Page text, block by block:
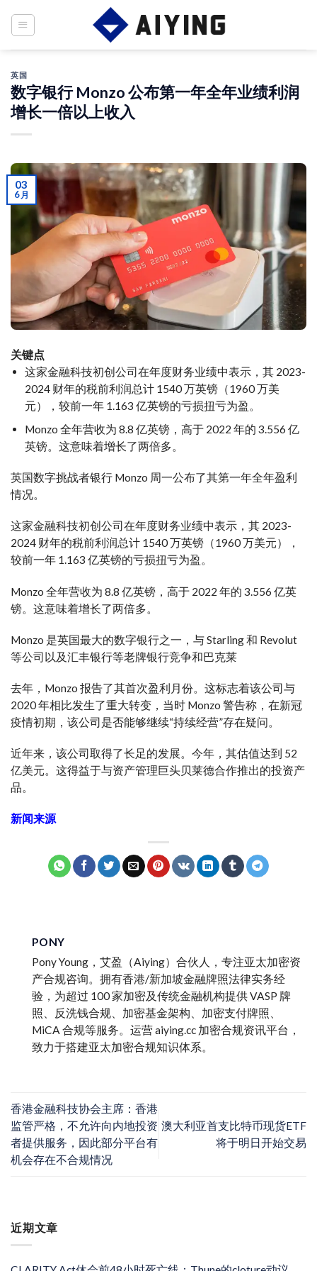
近期文章
英国
数字银行 Monzo 公布第一年全年业绩利润
增长一倍以上收入
03
6 月
关键点
这家金融科技初创公司在年度财务业绩中表示，其 2023-
2024 财年的税前利润总计 1540 万英镑（1960 万美
元），较前一年 1.163 亿英镑的亏损扭亏为盈。
Monzo 全年营收为 8.8 亿英镑，高于 2022 年的 3.556 亿
英镑。这意味着增长了两倍多。
英国数字挑战者银行 Monzo 周一公布了其第一年全年盈利
情况。
这家金融科技初创公司在年度财务业绩中表示，其 2023-
2024 财年的税前利润总计 1540 万英镑（1960 万美元），
较前一年 1.163 亿英镑的亏损扭亏为盈。
Monzo 全年营收为 8.8 亿英镑，高于 2022 年的 3.556 亿英
镑。这意味着增长了两倍多。
Monzo 是英国最大的数字银行之一，与 Starling 和 Revolut
等公司以及汇丰银行等老牌银行竞争和巴克莱
去年，Monzo 报告了其首次盈利月份。这标志着该公司与
2020 年相比发生了重大转变，当时 Monzo 警告称，在新冠
疫情初期，该公司是否能够继续“持续经营”存在疑问。
近年来，该公司取得了长足的发展。今年，其估值达到 52
亿美元。这得益于与资产管理巨头贝莱德合作推出的投资产
品。
新闻来源
PONY
Pony Young，艾盈（Aiying）合伙人，专注亚太加密资
产合规咨询。拥有香港/新加坡金融牌照法律实务经
验，为超过 100 家加密及传统金融机构提供 VASP 牌
照、反洗钱合规、加密基金架构、加密支付牌照、
MiCA 合规等服务。运营 aiying.cc 加密合规资讯平台，
致力于搭建亚太加密合规知识体系。
香港金融科技协会主席：香港
监管严格，不允许向内地投资
者提供服务，因此部分平台有
机会存在不合规情况
澳大利亚首支比特币现货ETF
将于明日开始交易